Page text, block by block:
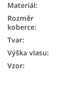
Materiál:
Rozměr
koberce:
Tvar:
Výška vlasu:
Vzor: